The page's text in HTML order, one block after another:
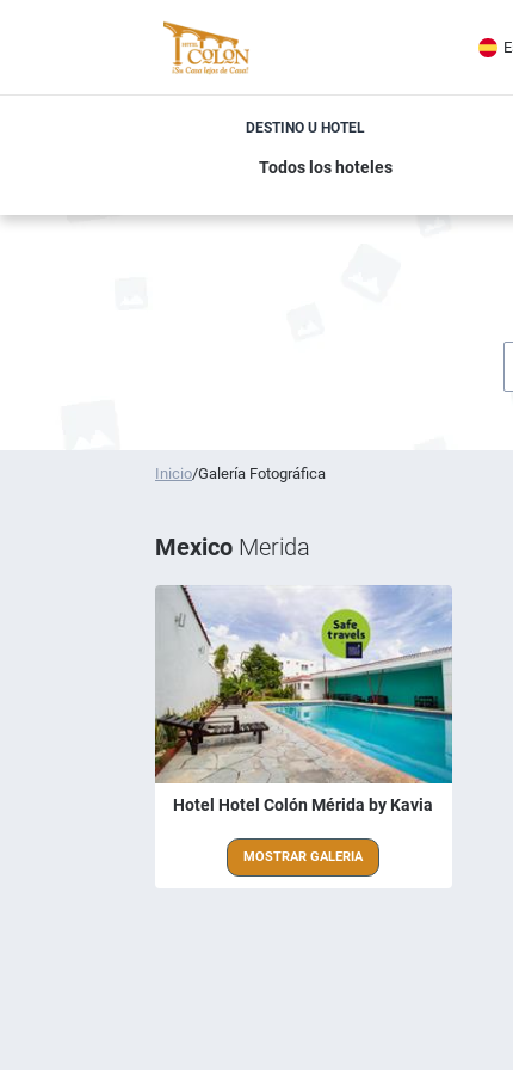
DESTINO U HOTEL
Inicio/Galería Fotográfica
Mexico Merida
Hotel Hotel Colón Mérida by Kavia
MOSTRAR GALERIA